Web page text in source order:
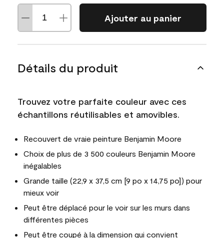
Ajouter au panier
Détails du produit
Trouvez votre parfaite couleur avec ces
échantillons réutilisables et amovibles.
Recouvert de vraie peinture Benjamin Moore
Choix de plus de 3 500 couleurs Benjamin Moore
inégalables
Grande taille (22,9 x 37,5 cm [9 po x 14,75 po]) pour
mieux voir
Peut être déplacé pour le voir sur les murs dans
différentes pièces
Peut être coupé à la dimension qui convient